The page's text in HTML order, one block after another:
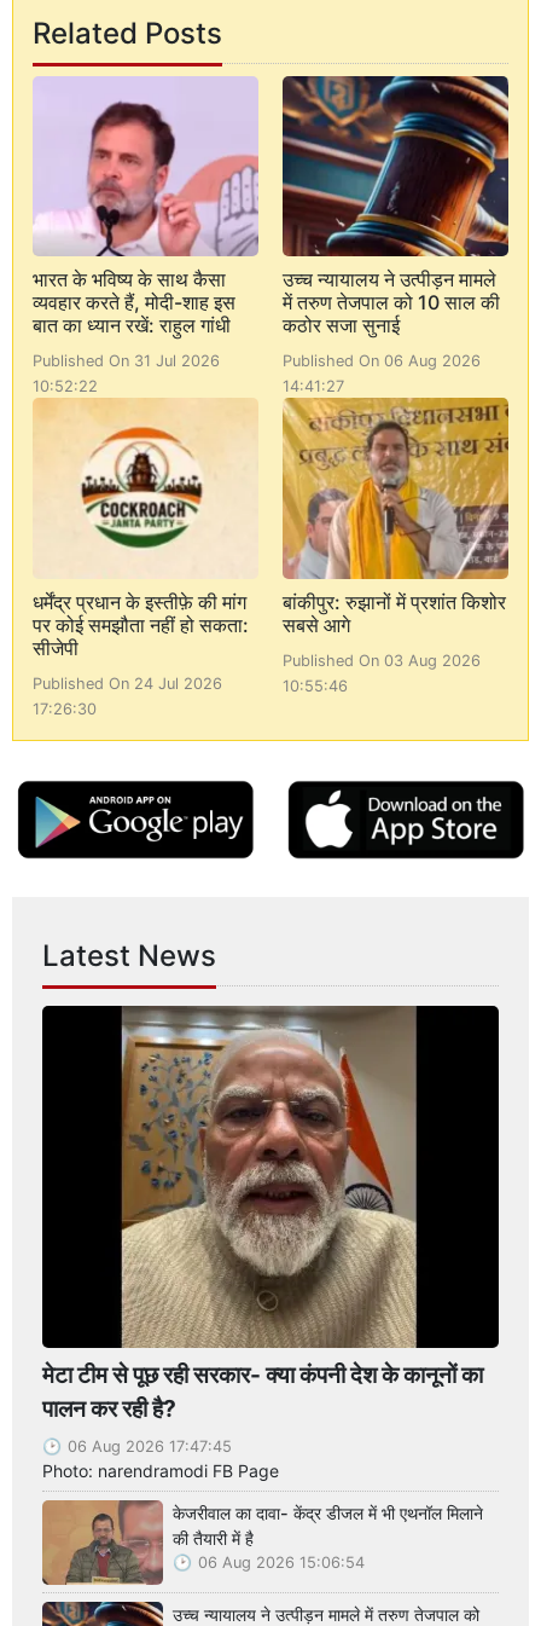
Related Posts
भारत के भविष्य के साथ कैसा
व्यवहार करते हैं, मोदी-शाह इस
बात का ध्यान रखें: राहुल गांधी
Published On 31 Jul 2026
10:52:22
उच्च न्यायालय ने उत्पीड़न मामले
में तरुण तेजपाल को 10 साल की
कठोर सजा सुनाई
Published On 06 Aug 2026
14:41:27
धर्मेंद्र प्रधान के इस्तीफ़े की मांग
पर कोई समझौता नहीं हो सकता:
सीजेपी
Published On 24 Jul 2026
17:26:30
बांकीपुर: रुझानों में प्रशांत किशोर
सबसे आगे
Published On 03 Aug 2026
10:55:46
Latest News
मेटा टीम से पूछ रही सरकार- क्या कंपनी देश के कानूनों का
पालन कर रही है?
06 Aug 2026 17:47:45
Photo: narendramodi FB Page
केजरीवाल का दावा- केंद्र डीजल में भी एथनॉल मिलाने
की तैयारी में है
06 Aug 2026 15:06:54
उच्च न्यायालय ने उत्पीड़न मामले में तरुण तेजपाल को